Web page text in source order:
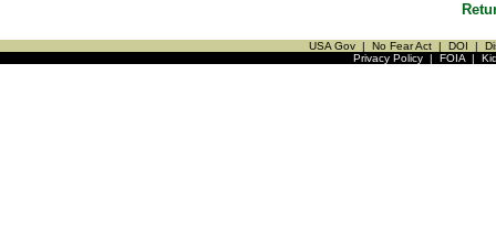
USA Gov | No Fear Act | DOI |
Privacy Policy| FOIA|